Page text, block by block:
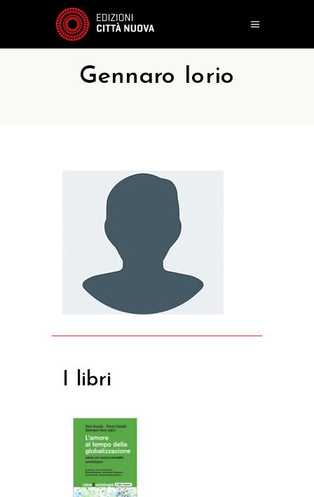
Gennaro Iorio
I libri